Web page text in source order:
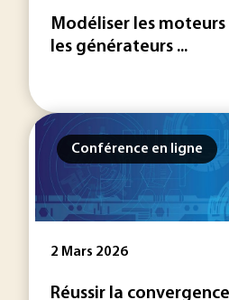
Modéliser les
les générateurs ...
Conférence en ligne
2 Mars 2026
Réussir la